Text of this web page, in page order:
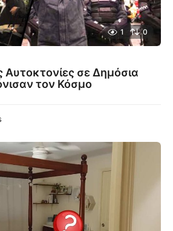
1 0
Αυτοκτονίες σε Δημόσια
τον Κόσμο